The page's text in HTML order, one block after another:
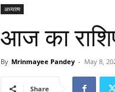
अध्यात्म
आज का
By Mrinmayee Pandey - May 8,
Share